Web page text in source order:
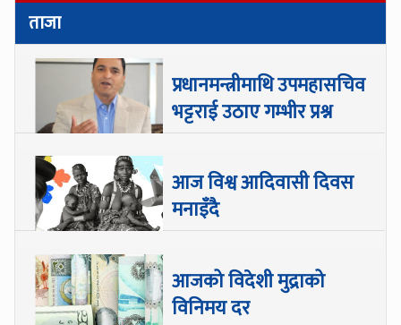
ताजा
प्रधानमन्त्रीमाथि उपमहासचिव
भट्टराई उठाए गम्भीर प्रश्न
आज विश्व आदिवासी दिवस
मनाइँदै
आजको विदेशी मुद्राको
विनिमय दर